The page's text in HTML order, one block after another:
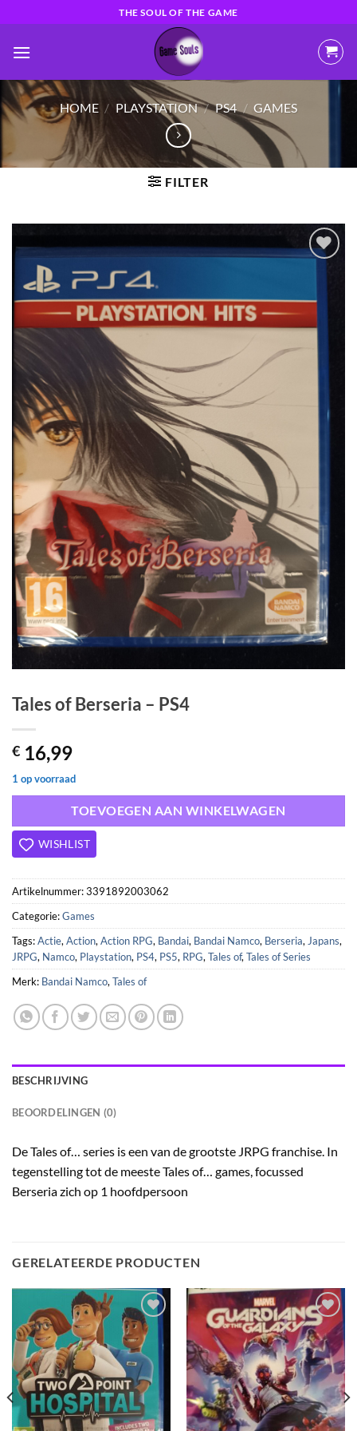
naar
inhoud
THE SOUL OF THE GAME
HOME / PLAYSTATION / PS4 / GAMES
FILTER
verlanglijst
Tales of Berseria – PS4
€ 16,99
1 op voorraad
TOEVOEGEN AAN WINKELWAGEN
WISHLIST
Artikelnummer:3391892003062
Categorie:Games
Tags:Actie, Action, Action RPG, Bandai, Bandai Namco, Berseria, Japans,
JRPG, Namco, Playstation, PS4, PS5, RPG, Tales of, Tales of Series
Merk: Bandai Namco, Tales of
BESCHRIJVING
BEOORDELINGEN (0)
De Tales of… series is een van de grootste JRPG franchise. In
tegenstelling tot de meeste Tales of… games, focussed
Berseria zich op 1 hoofdpersoon
GERELATEERDE PRODUCTEN
Toevoegen
aan
verlanglijst
Toevoegen
aan
verlanglijst